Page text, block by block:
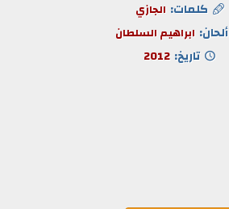
كلمات: الجازي
ألحان: ابراهيم السلطان
تاريخ: 2012